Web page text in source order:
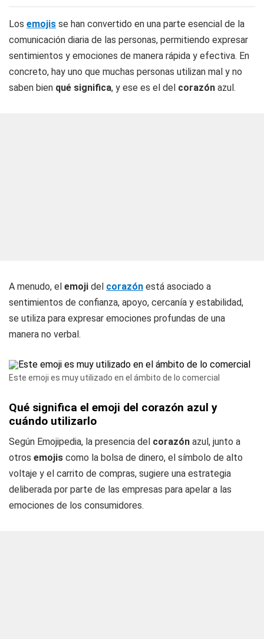
Los emojis se han convertido en una parte esencial de la
comunicación diaria de las personas, permitiendo expresar
sentimientos y emociones de manera rápida y efectiva. En
concreto, hay uno que muchas personas utilizan mal y no
saben bien qué significa, y ese es el del corazón azul.
A menudo, el emoji del corazón está asociado a
sentimientos de confianza, apoyo, cercanía y estabilidad,
se utiliza para expresar emociones profundas de una
manera no verbal.
Este emoji es muy utilizado en el ámbito de lo comercial
Qué significa el emoji del corazón azul y
cuándo utilizarlo
Según Emojipedia, la presencia del corazón azul, junto a
otros emojis como la bolsa de dinero, el símbolo de alto
voltaje y el carrito de compras, sugiere una estrategia
deliberada por parte de las empresas para apelar a las
emociones de los consumidores.